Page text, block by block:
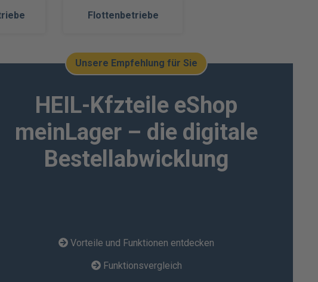
Flottenbetriebe
Unsere Empfehlung für Sie
HEIL-Kfzteile eShop
meinLager – die digitale
Bestellabwicklung
Vorteile und Funktionen entdecken
Funktionsvergleich